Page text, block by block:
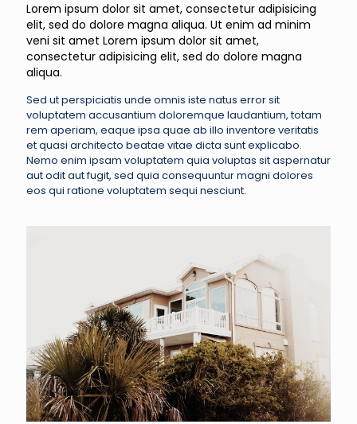
Lorem ipsum dolor sit amet, consectetur adipisicing
elit, sed do dolore magna aliqua. Ut enim ad minim
veni sit amet Lorem ipsum dolor sit amet,
consectetur adipisicing elit, sed do dolore magna
aliqua.
Sed ut perspiciatis unde omnis iste natus error sit
voluptatem accusantium doloremque laudantium, totam
rem aperiam, eaque ipsa quae ab illo inventore veritatis
et quasi architecto beatae vitae dicta sunt explicabo.
Nemo enim ipsam voluptatem quia voluptas sit aspernatur
aut odit aut fugit, sed quia consequuntur magni dolores
eos qui ratione voluptatem sequi nesciunt.